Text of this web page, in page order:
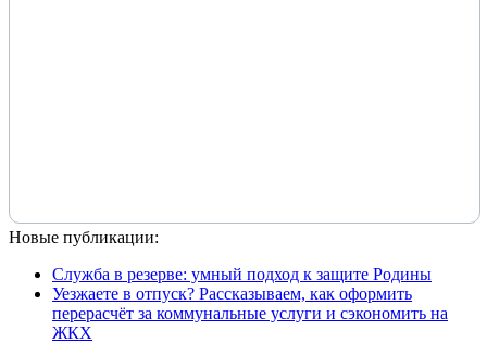
Новые публикации:
Служба в резерве: умный подход к защите Родины
Уезжаете в отпуск? Рассказываем, как оформить
перерасчёт за коммунальные услуги и сэкономить на
ЖКХ